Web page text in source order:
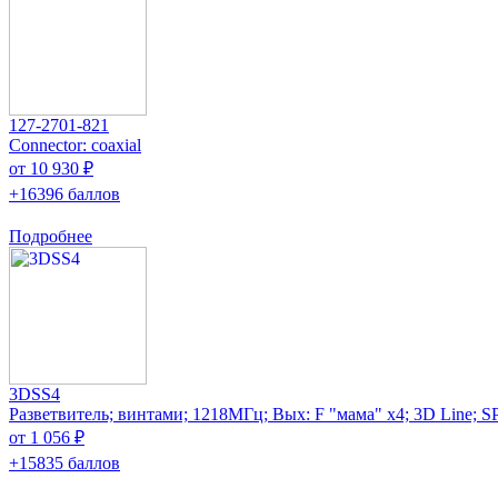
127-2701-821
Connector: coaxial
от 10 930 ₽
+16396 баллов
Подробнее
3DSS4
Разветвитель; винтами; 1218МГц; Вых: F "мама" x4; 3D Line;
от 1 056 ₽
+15835 баллов